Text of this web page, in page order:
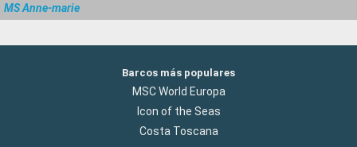
MS Anne-marie
Barcos más populares
MSC World Europa
Icon of the Seas
Costa Toscana